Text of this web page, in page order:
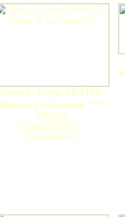
Uztegui / Uztegi ARAITZ.
de La Asunción. nuevo
(MCM)
Uztegi ARAITZ
Comentarios: 0